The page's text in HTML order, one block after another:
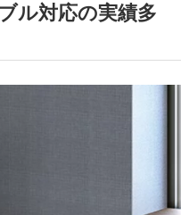
ル対応の実績多